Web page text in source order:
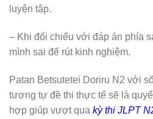
luyện tập.
– Khi đối chiếu với đáp án phía
mình sai để rút kinh nghiệm.
Patan Betsutetei Doriru N2 với
tương tự đề thi thực tế sẽ là
hợp giúp vượt qua kỳ thi JLPT